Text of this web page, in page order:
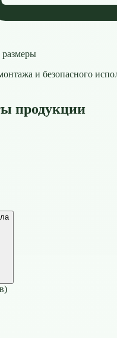
и безопасного
продукции